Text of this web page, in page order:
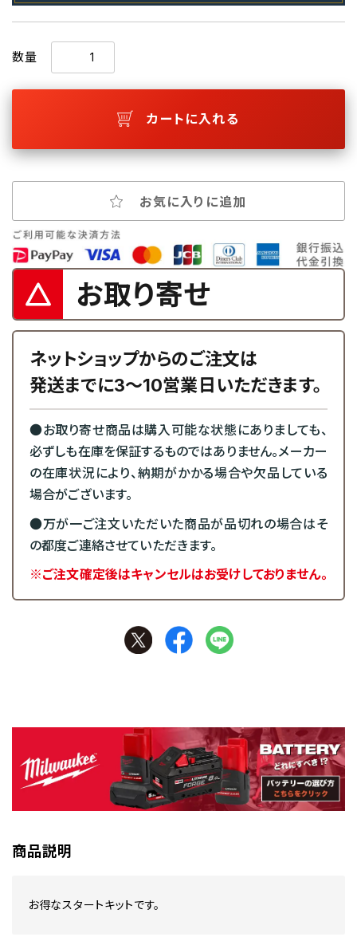
数量
カートに入れる
お気に入りに追加
お取り寄せ
ネットショップからのご注文は
発送までに3～10営業日いただきます。
●お取り寄せ商品は購入可能な状態にありましても、
必ずしも在庫を保証するものではありません。メーカー
の在庫状況により、納期がかかる場合や欠品している
場合がございます。
●万が一ご注文いただいた商品が品切れの場合はそ
の都度ご連絡させていただきます。
※ご注文確定後はキャンセルはお受けしておりません。
商品説明
お得なスタートキットです。